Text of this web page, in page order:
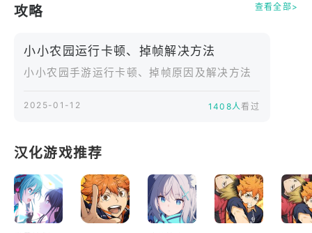
攻略 查看全部>
小小农园运行卡顿、掉帧解决方法
小小农园手游运行卡顿、掉帧原因及解决方法
2025-01-12 1408人看过
汉化游戏推荐